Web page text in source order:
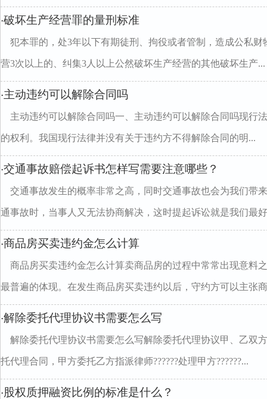
·破坏生产经营罪的量刑标准
犯本罪的，处3年以下有期徒刑、拘役或者管制，造成公私财
营3次以上的、纠集3人以上公然破坏生产经营的其他破坏生产...
·主动违约可以解除合同吗
主动违约可以解除合同吗一、主动违约可以解除合同吗现行
的权利。我国现行法律并没有关于违约方不得解除合同的明...
·交通事故赔偿起诉书怎样写需要注意哪些？
交通事故发生的概率非常之高，同时交通事故也会为我们带
通事故时，当事人又无法协商解决，这时提起诉讼就是我们最
·商品房买卖违约金怎么计算
商品房买卖违约金怎么计算卖商品房的过程中常常出现意料
最普遍的体现。在发生商品房买卖违约以后，守约方可以主张
·解除委托代理协议书需要怎么写
解除委托代理协议书需要怎么写解除委托代理协议甲、乙双
托代理合同，甲方委托乙方指派律师??????处理甲方??????...
·股权质押融资比例的标准是什么？